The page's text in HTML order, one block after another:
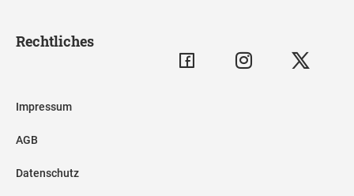
Rechtliches
Impressum
AGB
Datenschutz